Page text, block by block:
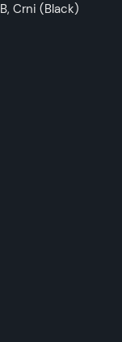
Crni (Black)